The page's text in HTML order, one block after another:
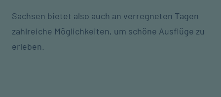
Sachsen bietet also auch an verregneten Tagen
zahlreiche Möglichkeiten, um schöne Ausflüge zu
erleben.